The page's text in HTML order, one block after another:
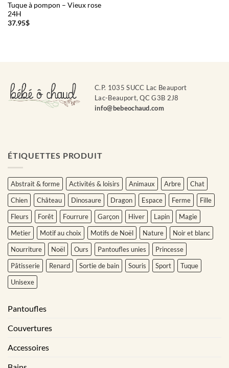
Tuque à pompon – Vieux rose
24H
37.95$
C.P. 1035 SUCC Lac Beauport
Lac-Beauport, QC G3B 2J8
info@bebeochaud.com
ÉTIQUETTES PRODUIT
Abstrait & forme Activités & loisirs Animaux Arbre
Chat
Chien
Château Dinosaure Dragon Espace Ferme
Fille
Fleurs
Forêt Fourrure Garçon Hiver Lapin
Magie
Metier
Motif au choix Motifs de Noël Nature
Noir et blanc
Nourriture
Noël Ours Pantoufles unies
Princesse
Pâtisserie
Renard Sortie de bain Souris Sport
Tuque
Unisexe
Pantoufles
Couvertures
Accessoires